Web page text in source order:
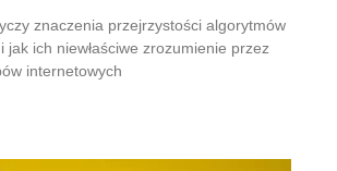
znaczenia przejrzystości algorytmów
jak ich niewłaściwe zrozumienie przez
internetowych